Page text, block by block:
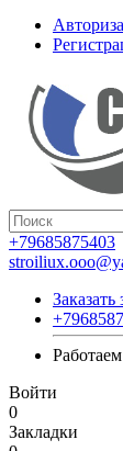
+79685875403
Заказать
Войти
0
Закладки